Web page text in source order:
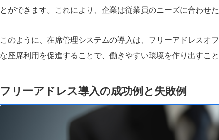
とができます。これにより、企業は従業員のニーズに合わせ
このように、在席管理システムの導入は、フリーアドレスオ
な座席利用を促進することで、働きやすい環境を作り出すこ
フリーアドレス導入の成功例と失敗例